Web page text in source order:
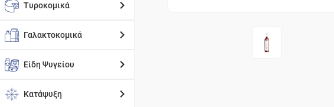
Τυροκομικά
Γαλακτοκομικά
Είδη Ψυγείου
Κατάψυξη